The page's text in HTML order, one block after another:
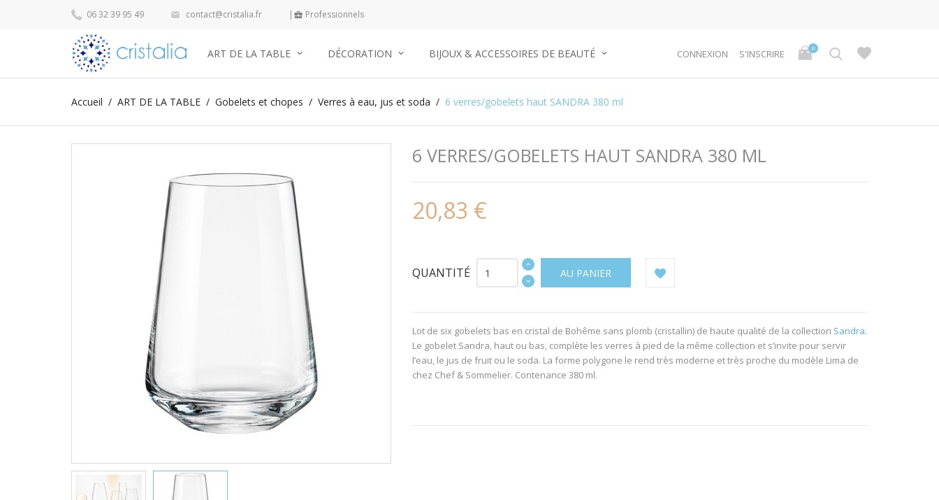
06 32 39 95 49  contact@cristalia.fr |  Professionnels
ART DE LA TABLE DÉCORATION BIJOUX & ACCESSOIRES DE BEAUTÉ CONNEXION S'INSCRIRE
0
Accueil ART DE LA TABLE Gobelets et chopes Verres à eau, jus et soda 6 verres/gobelets haut SANDRA 380 ml
6 VERRES/GOBELETS HAUT SANDRA 380 ML
20,83 €
QUANTITÉ AU PANIER
Lot de six gobelets bas en cristal de Bohême sans plomb (cristallin) de haute qualité de la collection Sandra.
Le gobelet Sandra, haut ou bas, complète les verres à pied de la même collection et s’invite pour servir
l’eau, le jus de fruit ou le soda. La forme polygone le rend très moderne et très proche du modèle Lima de
chez Chef & Sommelier. Contenance 380 ml.